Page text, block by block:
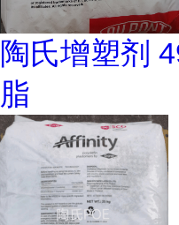
陶氏增塑剂
脂